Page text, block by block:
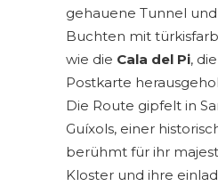
gehauene Tunnel
Buchten mit
wie die Cala del Pi,
Postkarte
Die Route gipfelt in
Guíxols, einer
berühmt für ihr
Kloster und ihre